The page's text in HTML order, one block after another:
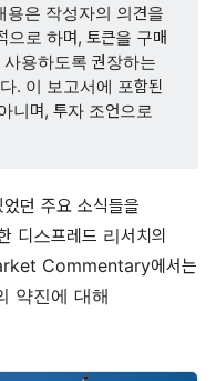
용은 작성자의 의견을
로 하며, 토큰을 구매
사용하도록 권장하는
. 이 보고서에 포함된
니며, 투자 조언으로
던 주요 소식들을
디스프레드 리서치의
Commentary에서는
약진에 대해